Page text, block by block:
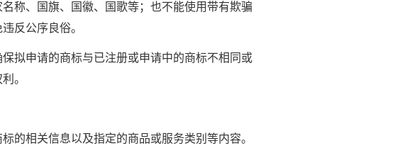
、国旗、国徽、国歌等；也不能使用带有欺骗
反公序良俗。
申请的商标与已注册或申请中的商标不相同或
。
的相关信息以及指定的商品或服务类别等内容。